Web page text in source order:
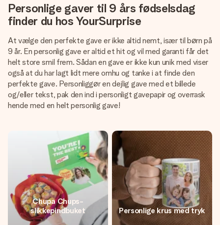
Personlige gaver til 9 års fødselsdag
finder du hos YourSurprise
At vælge den perfekte gave er ikke altid nemt, især til børn på
9 år. En personlig gave er altid et hit og vil med garanti får det
helt store smil frem. Sådan en gave er ikke kun unik med viser
også at du har lagt lidt mere omhu og tanke i at finde den
perfekte gave. Personliggør en dejlig gave med et billede
og/eller tekst, pak den ind i personligt gavepapir og overrask
hende med en helt personlig gave!
Chupa Chups-
slikkepindbuket
Personlige krus med tryk